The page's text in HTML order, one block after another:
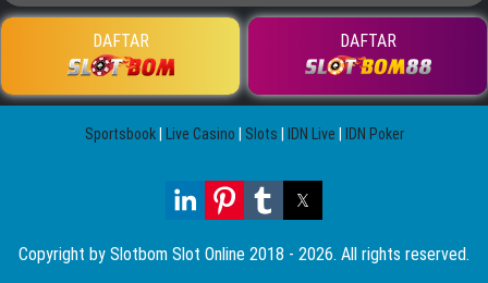
DAFTAR DAFTAR
Sportsbook| Live Casino Slots IDN Live IDN Poker
Copyright by Slotbom Slot Online 2018 - 2026. All rights reserved.